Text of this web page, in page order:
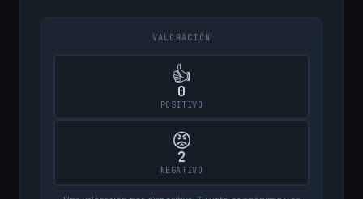
VALORACIÓN
👍
0
POSITIVO
😡
2
NEGATIVO